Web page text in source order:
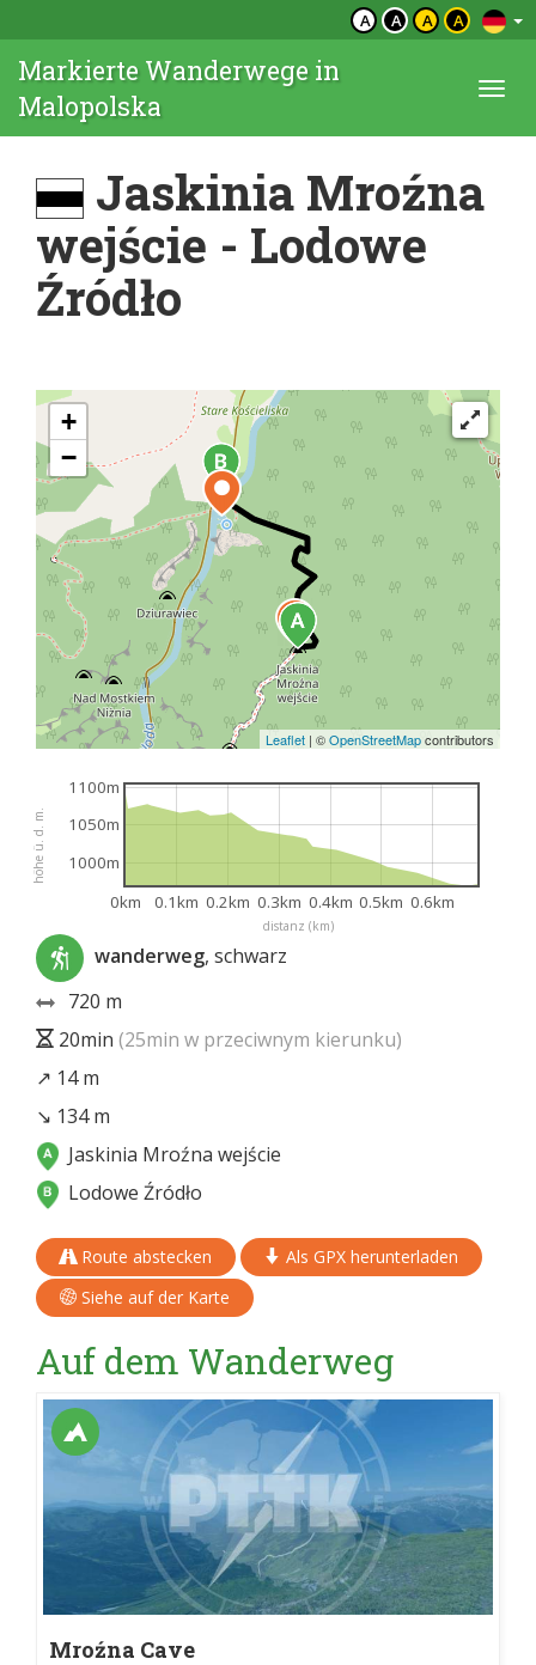
A A A A
Markierte Wanderwege in
Malopolska
Jaskinia Mroźna
wejście - Lodowe
Źródło
+
−
Leaflet | ©OpenStreetMapcontributors
distanz (km)
höhe ü. d. m.
0km 0.1km 0.2km 0.3km 0.4km 0.5km 0.6km
1000m
1050m
1100m
wanderweg, schwarz
720 m
20min (25min w przeciwnym kierunku)
↗ 14 m
↘ 134 m
Jaskinia Mroźna wejście
Lodowe Źródło
Route abstecken
Als GPX herunterladen
Siehe auf der Karte
Auf dem Wanderweg
Mroźna Cave